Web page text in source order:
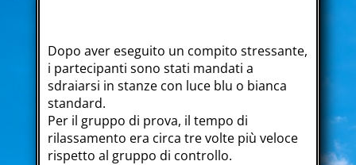
Dopo aver eseguito un compito stressante,
i partecipanti sono stati mandati a
sdraiarsi in stanze con luce blu o bianca
standard.
Per il gruppo di prova, il tempo di
rilassamento era circa tre volte più veloce
rispetto al gruppo di controllo.